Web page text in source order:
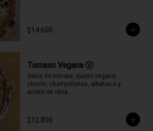
$14.600
Tomaso Vegana Ⓥ
Salsa de tomate, queso vegano,
choclo, champiñones, albahaca y
aceite de oliva.
$12.800